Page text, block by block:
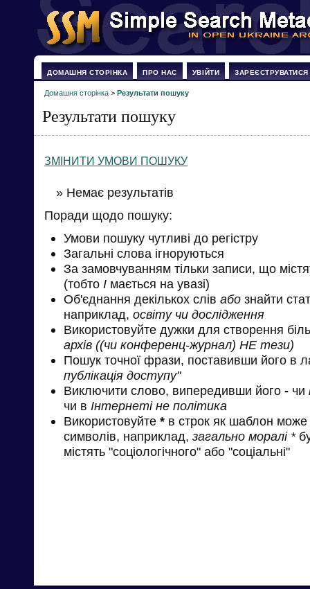
ДОМАШНЯ СТОРІНКА ПРО НАС УВІЙТИ ЗАРЕЄСТРУВАТИСЯ
Домашня сторінка > Результати пошуку
Результати пошуку
ЗМІНИТИ УМОВИ ПОШУКУ
» Немає результатів
Поради щодо пошуку:
Умови пошуку чутливі до регістру
Загальні слова ігноруються
За замовчуванням тільки записи, що
(тобто І мається на увазі)
Об'єднання декількох слів або знайти
наприклад, освіту чи дослідження
Використовуйте дужки для створення
архів ((чи конференц-журнал) НЕ тези)
Пошук точної фрази, поставивши його в
публікація доступу"
Виключити слово, випередивши його - чи
чи в Інтернеті не політика
Використовуйте * в строк як шаблон може
символів, наприклад, загально моралі *
містять "соціологічного" або "соціальні"